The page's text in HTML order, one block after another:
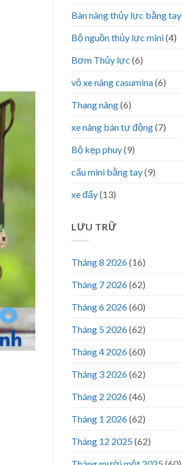
Bàn nâng thủy lực bằng tay
Bộ nguồn thủy lực mini(4)
Bơm Thủy lực (6)
vỏ xe nâng casumina(6)
Thang nâng(6)
xe nâng bán tự động(7)
Bộ kẹp phuy(9)
cẩu mini bằng tay(9)
xe đẩy(13)
LƯU TRỮ
Tháng 8 2026(16)
Tháng 7 2026(62)
Tháng 6 2026(60)
Tháng 5 2026(62)
Tháng 4 2026(60)
Tháng 3 2026(62)
Tháng 2 2026(46)
Tháng 1 2026(62)
Tháng 12 2025(62)